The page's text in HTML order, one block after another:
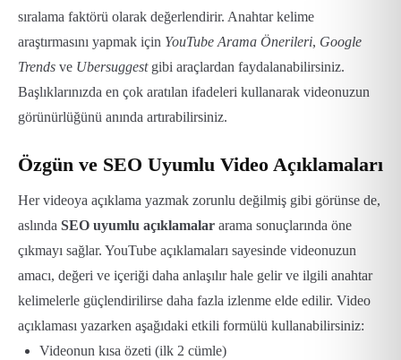
sıralama faktörü olarak değerlendirir. Anahtar kelime
araştırmasını yapmak için YouTube Arama Önerileri, Google
Trends ve Ubersuggestgibi araçlardan faydalanabilirsiniz.
Başlıklarınızda en çok aratılan ifadeleri kullanarak videonuzun
görünürlüğünü anında artırabilirsiniz.
Özgün ve SEO Uyumlu Video Açıklamaları
Her videoya açıklama yazmak zorunlu değilmiş gibi görünse de,
aslında SEO uyumlu açıklamalar arama sonuçlarında öne
çıkmayı sağlar. YouTube açıklamaları sayesinde videonuzun
amacı, değeri ve içeriği daha anlaşılır hale gelir ve ilgili anahtar
kelimelerle güçlendirilirse daha fazla izlenme elde edilir. Video
açıklaması yazarken aşağıdaki etkili formülü kullanabilirsiniz:
Videonun kısa özeti (ilk 2 cümle)